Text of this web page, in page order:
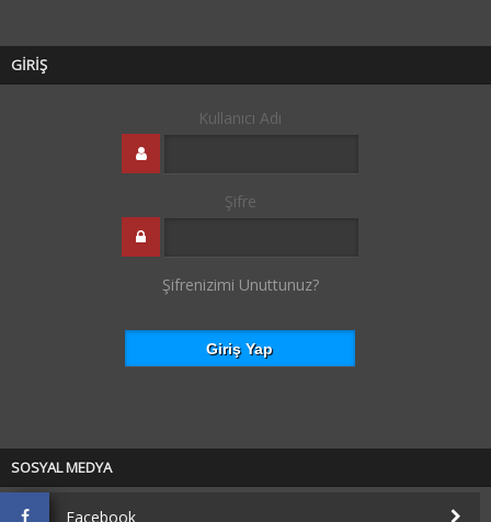
GİRİŞ
Kullanıcı Adı
Şifre
Şifrenizimi Unuttunuz?
SOSYAL MEDYA
Facebook